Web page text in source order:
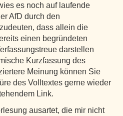
es noch auf laufende
AfD durch den
dass allein die
einen begründeten
darstellen
Kurzfassung des
Meinung können Sie
des Volltextes gerne wieder
Link.
ausartet, die mir nicht